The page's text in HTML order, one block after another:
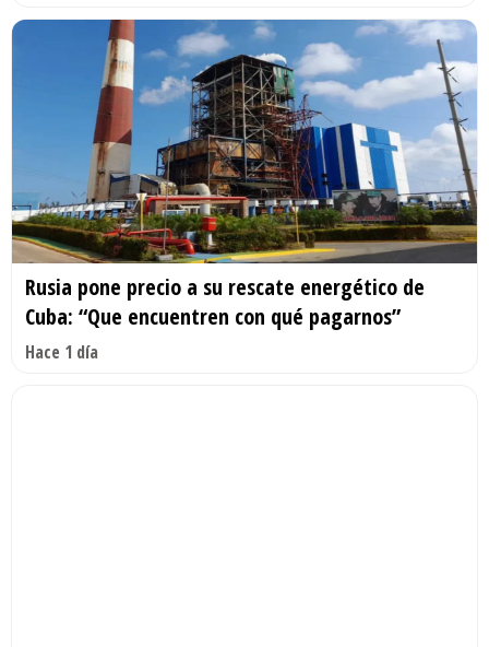
Rusia pone precio a su rescate energético de
Cuba: “Que encuentren con qué pagarnos”
Hace 1 día